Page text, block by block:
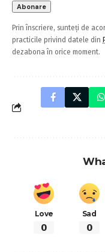
Prin înscriere, sunteți de
practicile privind datele din
dezabona în orice moment.
Love
0
Sad
0